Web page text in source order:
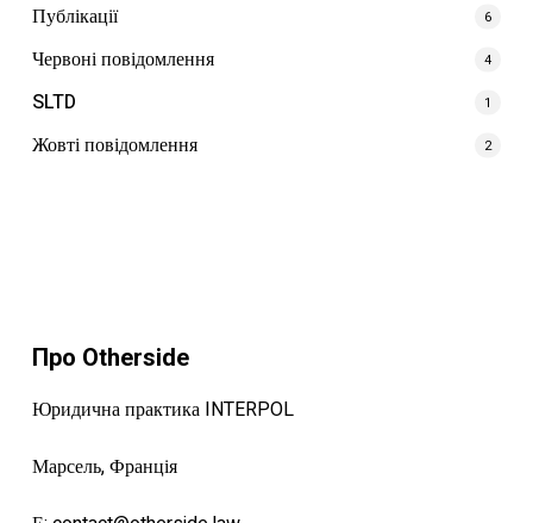
Публікації 6
Червоні повідомлення 4
SLTD 1
Жовті повідомлення 2
Про Otherside
Юридична практика INTERPOL
Марсель, Франція